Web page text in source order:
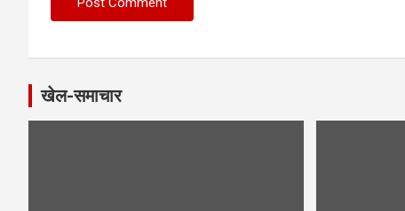
खेल-समाचार